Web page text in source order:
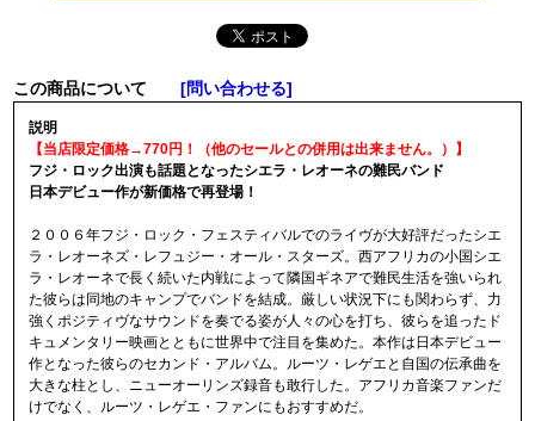
この商品について [問い合わせる]
説明
【当店限定価格→770円！（他のセールとの併用は出来ません。）】
フジ・ロック出演も話題となったシエラ・レオーネの難民バンド
日本デビュー作が新価格で再登場！
２００６年フジ・ロック・フェスティバルでのライヴが大好評だったシエ
ラ・レオーネズ・レフュジー・オール・スターズ。西アフリカの小国シエ
ラ・レオーネで長く続いた内戦によって隣国ギネアで難民生活を強いられ
た彼らは同地のキャンプでバンドを結成。厳しい状況下にも関わらず、力
強くポジティヴなサウンドを奏でる姿が人々の心を打ち、彼らを追ったド
キュメンタリー映画とともに世界中で注目を集めた。本作は日本デビュー
作となった彼らのセカンド・アルバム。ルーツ・レゲエと自国の伝承曲を
大きな柱とし、ニューオーリンズ録音も敢行した。アフリカ音楽ファンだ
けでなく、ルーツ・レゲエ・ファンにもおすすめだ。